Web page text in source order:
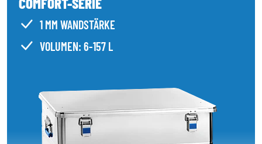
1 MM WANDSTÄRKE
VOLUMEN: 6-157 L